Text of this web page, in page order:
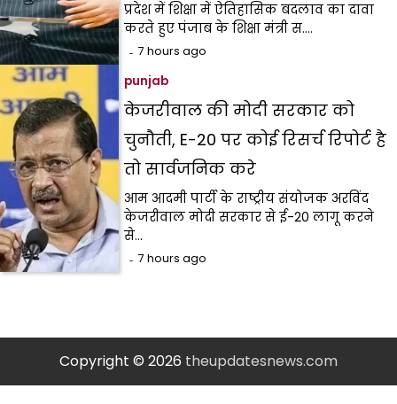
प्रदेश में शिक्षा में ऐतिहासिक बदलाव का दावा
करते हुए पंजाब के शिक्षा मंत्री स.…
7 hours ago
punjab
केजरीवाल की मोदी सरकार को
चुनौती, E-20 पर कोई रिसर्च रिपोर्ट है
तो सार्वजनिक करे
आम आदमी पार्टी के राष्ट्रीय संयोजक अरविंद
केजरीवाल मोदी सरकार से ई-20 लागू करने
से…
7 hours ago
Copyright © 2026 theupdatesnews.com